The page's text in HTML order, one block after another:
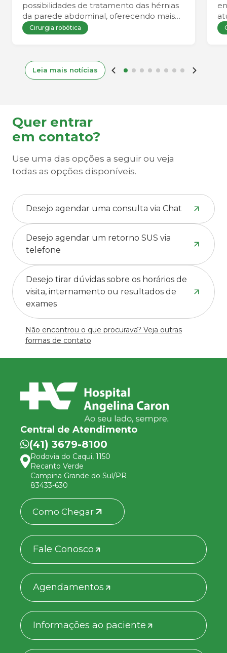
possibilidades de tratamento das hérnias
da parede abdominal, oferecendo mais
precisão durante o procedimento e
favorecendo uma recuperação mais
Cirurgia robótica
Leia mais notícias
Quer entrar
em contato?
Use uma das opções a seguir ou veja
todas as opções disponíveis.
Desejo agendar uma consulta via Chat
Desejo agendar um retorno SUS via
telefone
Desejo tirar dúvidas sobre os horários de
visita, internamento ou resultados de
exames
Não encontrou o que procurava? Veja outras
formas de contato
Central de Atendimento
(41) 3679-8100
Rodovia do Caqui, 1150
Recanto Verde
Campina Grande do Sul/PR
83433-630
Como Chegar
Fale Conosco
Agendamentos
Informações ao paciente